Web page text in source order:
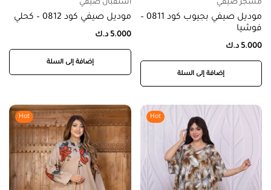
مشجر صيفي
موديل صيفي بجيوب كود 0811 –
فوشيا
5.000 د.ك
إضافة إلى السلة
استقبال صيفي
موديل صيفي كود 0812 – كحلي
5.000 د.ك
إضافة إلى السلة
Hot
Hot